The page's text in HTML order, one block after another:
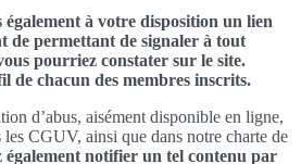
également à votre disposition un lien
de permettant de signaler à tout
pourriez constater sur le site.
de chacun des membres inscrits.
d’abus, aisément disponible en ligne,
les CGUV, ainsi que dans notre charte de
également notifier un tel contenu par